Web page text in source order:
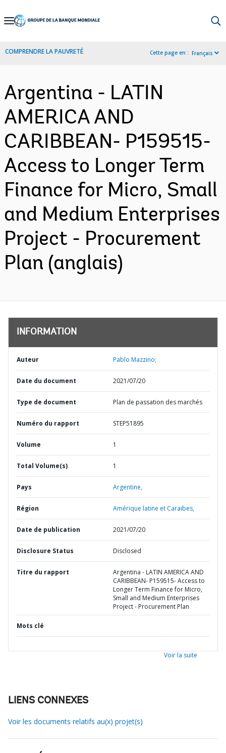
Skip
Navigation
COMPRENDRE LA PAUVRETÉ Cette page en : Français
Argentina - LATIN
AMERICA AND
CARIBBEAN- P159515-
Access to Longer Term
Finance for Micro, Small
and Medium Enterprises
Project - Procurement
Plan (anglais)
INFORMATION
Auteur Pablo Mazzino;
Date du document 2021/07/20
Type de document Plan de passation des marchés
Numéro du rapport STEP51895
Volume 1
Total Volume(s) 1
Pays Argentine,
Région Amérique latine et Caraïbes,
Date de publication 2021/07/20
Disclosure Status Disclosed
Titre du rapport
Argentina - LATIN AMERICA AND
CARIBBEAN- P159515- Access to
Longer Term Finance for Micro,
Small and Medium Enterprises
Project - Procurement Plan
Mots clé
Voir la suite
LIENS CONNEXES
Voir les documents relatifs au(x) projet(s)